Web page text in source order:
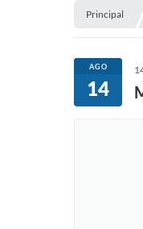
Principal
AGO
14